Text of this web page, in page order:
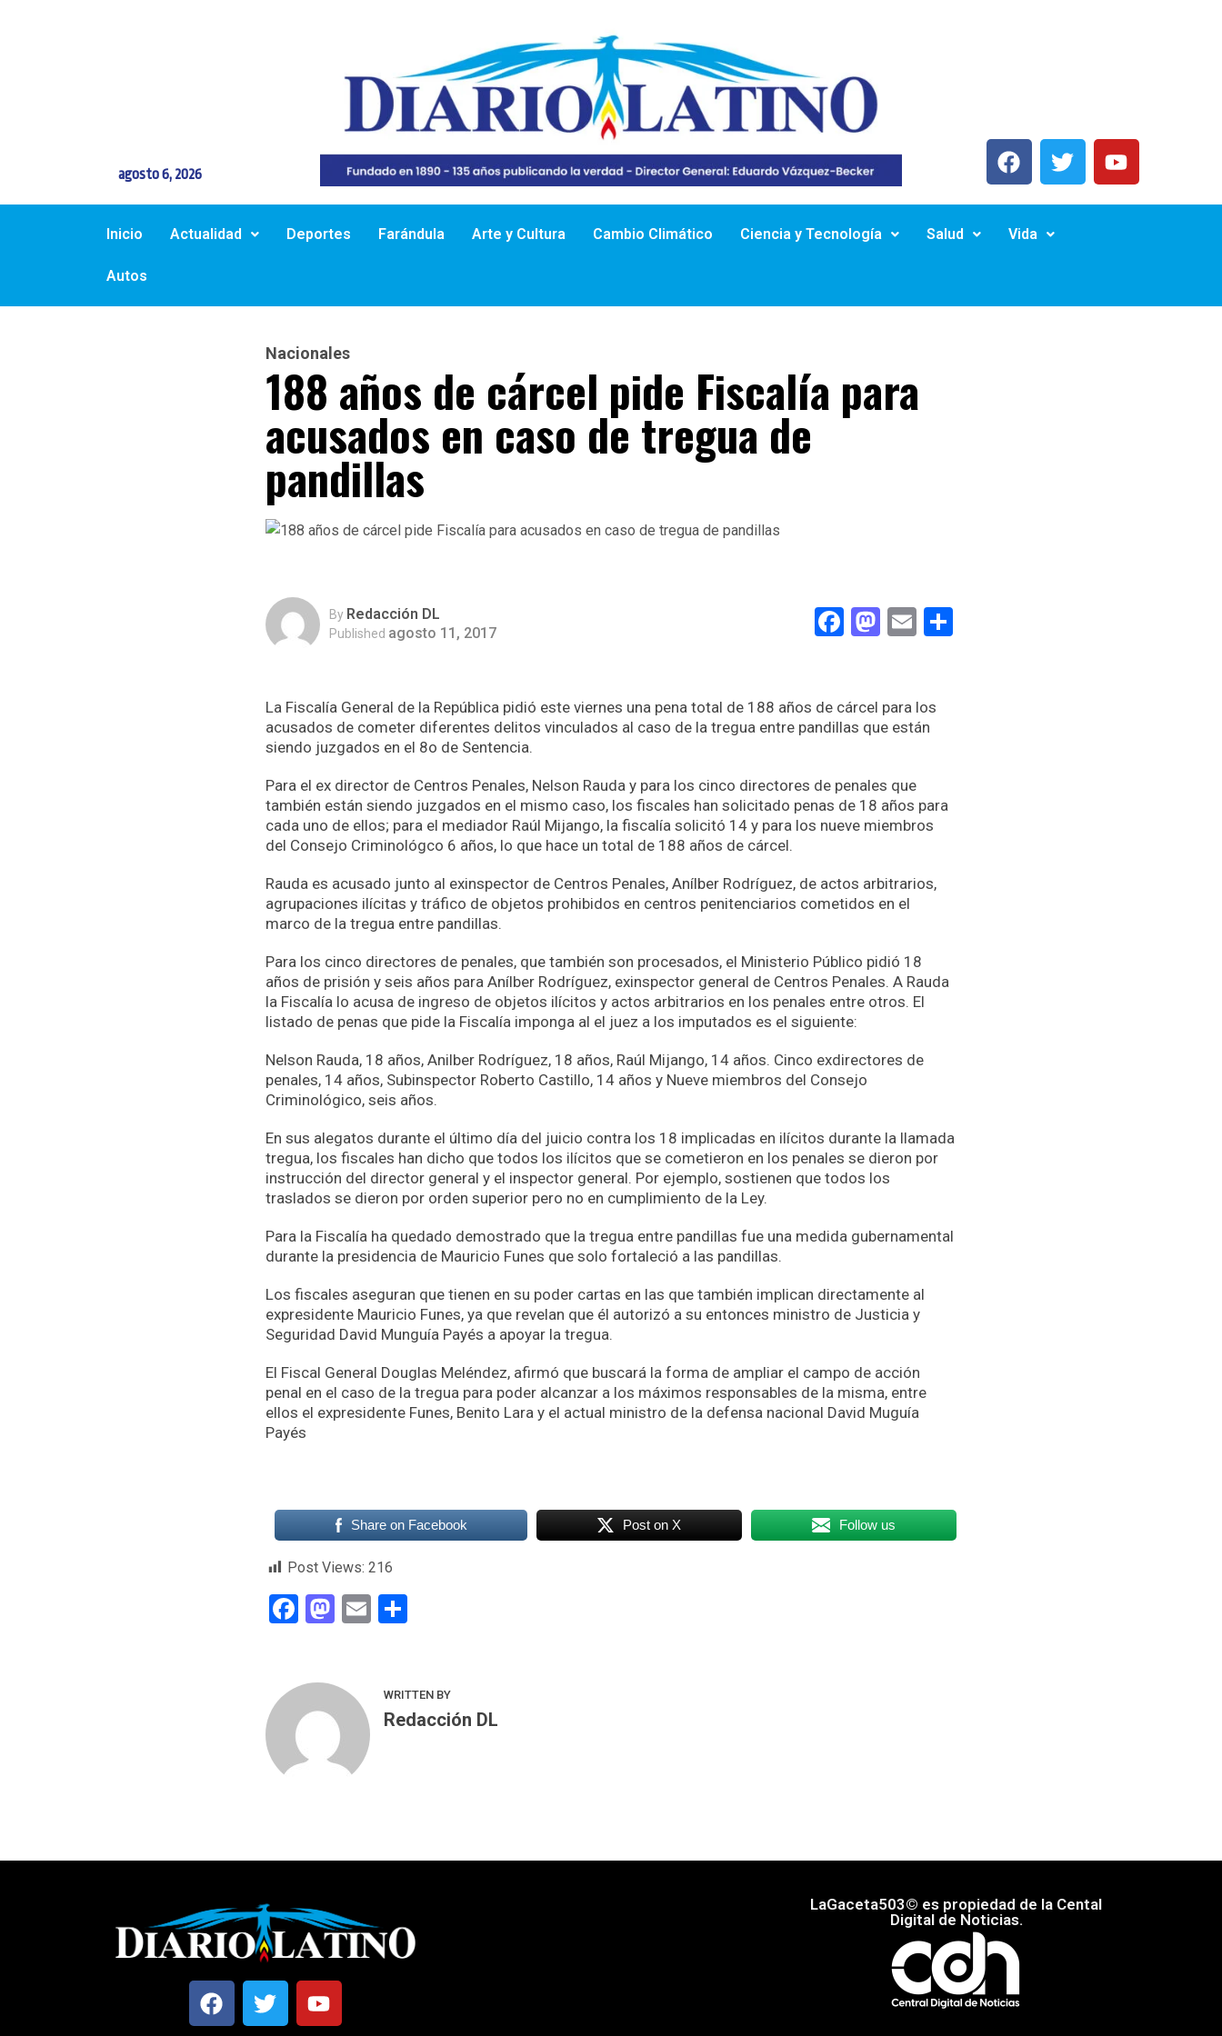
agosto 6, 2026
Inicio Actualidad Deportes Farándula Arte y Cultura Cambio Climático Ciencia y Tecnología Salud Vida
Autos
Nacionales
188 años de cárcel pide Fiscalía para
acusados en caso de tregua de
pandillas
By Redacción DL
Published agosto 11, 2017 Facebook
Mastodon
Email
La Fiscalía General de la República pidió este viernes una pena total de 188 años de cárcel para los
acusados de cometer diferentes delitos vinculados al caso de la tregua entre pandillas que están
siendo juzgados en el 8o de Sentencia.
Para el ex director de Centros Penales, Nelson Rauda y para los cinco directores de penales que
también están siendo juzgados en el mismo caso, los fiscales han solicitado penas de 18 años para
cada uno de ellos; para el mediador Raúl Mijango, la fiscalía solicitó 14 y para los nueve miembros
del Consejo Criminológco 6 años, lo que hace un total de 188 años de cárcel.
Rauda es acusado junto al exinspector de Centros Penales, Anílber Rodríguez, de actos arbitrarios,
agrupaciones ilícitas y tráfico de objetos prohibidos en centros penitenciarios cometidos en el
marco de la tregua entre pandillas.
Para los cinco directores de penales, que también son procesados, el Ministerio Público pidió 18
años de prisión y seis años para Anílber Rodríguez, exinspector general de Centros Penales. A Rauda
la Fiscalía lo acusa de ingreso de objetos ilícitos y actos arbitrarios en los penales entre otros. El
listado de penas que pide la Fiscalía imponga al el juez a los imputados es el siguiente:
Nelson Rauda, 18 años, Anilber Rodríguez, 18 años, Raúl Mijango, 14 años. Cinco exdirectores de
penales, 14 años, Subinspector Roberto Castillo, 14 años y Nueve miembros del Consejo
Criminológico, seis años.
En sus alegatos durante el último día del juicio contra los 18 implicadas en ilícitos durante la llamada
tregua, los fiscales han dicho que todos los ilícitos que se cometieron en los penales se dieron por
instrucción del director general y el inspector general. Por ejemplo, sostienen que todos los
traslados se dieron por orden superior pero no en cumplimiento de la Ley.
Para la Fiscalía ha quedado demostrado que la tregua entre pandillas fue una medida gubernamental
durante la presidencia de Mauricio Funes que solo fortaleció a las pandillas.
Los fiscales aseguran que tienen en su poder cartas en las que también implican directamente al
expresidente Mauricio Funes, ya que revelan que él autorizó a su entonces ministro de Justicia y
Seguridad David Munguía Payés a apoyar la tregua.
El Fiscal General Douglas Meléndez, afirmó que buscará la forma de ampliar el campo de acción
penal en el caso de la tregua para poder alcanzar a los máximos responsables de la misma, entre
ellos el expresidente Funes, Benito Lara y el actual ministro de la defensa nacional David Muguía
Payés
Share on Facebook Post on X Follow us
Post Views: 216
Facebook
Mastodon
Email
WRITTEN BY
Redacción DL
LaGaceta503© es propiedad de la Cental
Digital de Noticias.